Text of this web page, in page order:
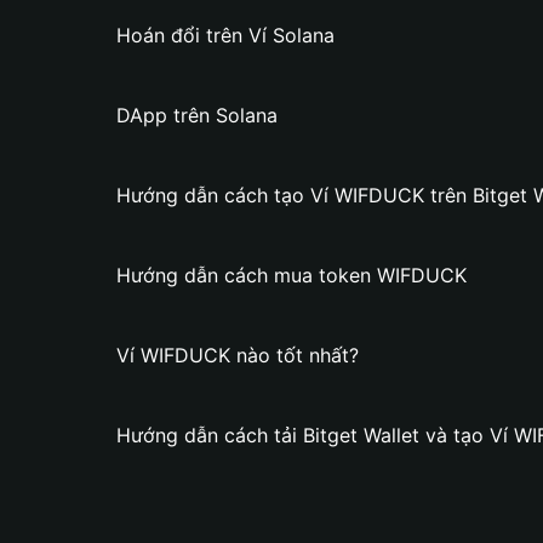
Hoán đổi trên Ví Solana
DApp trên Solana
Hướng dẫn cách tạo Ví WIFDUCK trên Bitget
Hướng dẫn cách mua token WIFDUCK
Ví WIFDUCK nào tốt nhất?
Hướng dẫn cách tải Bitget Wallet và tạo Ví